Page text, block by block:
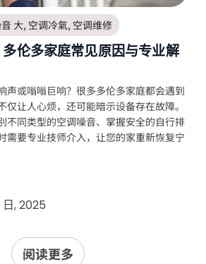
大, 空调冷氣, 空调维修
伦多家庭常见原因与专业解
声或嗡嗡巨响？很多多伦多家庭都会遇到
仅让人心烦，还可能暗示设备存在故障。
不同类型的空调噪音、掌握安全的自行排
需要专业技师介入，让您的家重新恢复宁
日, 2025
阅读更多